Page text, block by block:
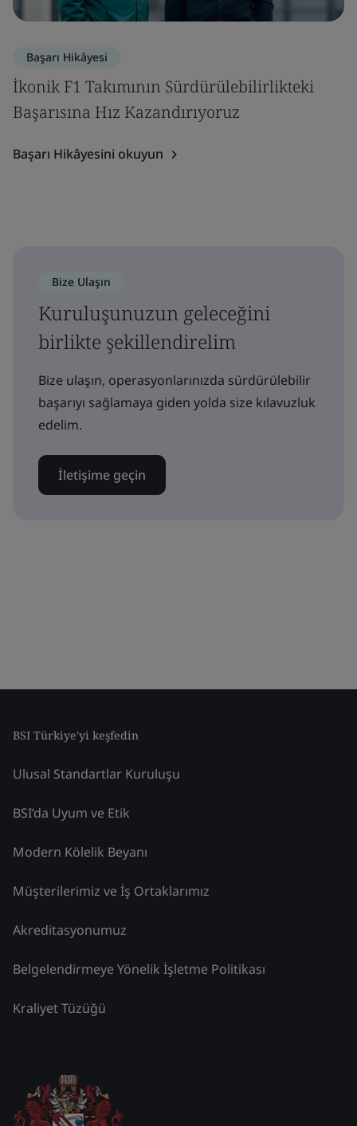
Başarı Hikâyesi
İkonik F1 Takımının Sürdürülebilirlikteki
Başarısına Hız Kazandırıyoruz
Başarı Hikâyesini okuyun
Bize Ulaşın
Kuruluşunuzun geleceğini
birlikte şekillendirelim
Bize ulaşın, operasyonlarınızda sürdürülebilir
başarıyı sağlamaya giden yolda size kılavuzluk
edelim.
İletişime geçin
BSI Türkiye'yi keşfedin
Ulusal Standartlar Kuruluşu
BSI’da Uyum ve Etik
Modern Kölelik Beyanı
Müşterilerimiz ve İş Ortaklarımız
Akreditasyonumuz
Belgelendirmeye Yönelik İşletme Politikası
Kraliyet Tüzüğü